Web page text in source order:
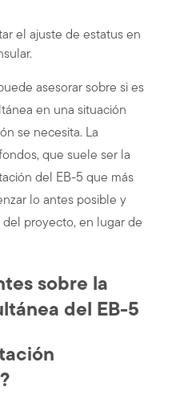
el ajuste de estatus en
asesorar sobre si es
en una situación
se necesita. La
que suele ser la
del EB-5 que más
lo antes posible y
proyecto, en lugar de
sobre la
del EB-5